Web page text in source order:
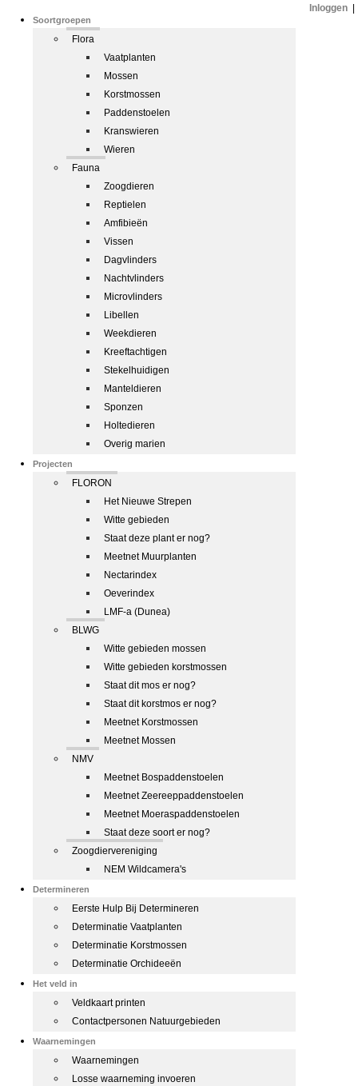
Soortgroepen
Flora
Vaatplanten
Mossen
Korstmossen
Paddenstoelen
Kranswieren
Wieren
Fauna
Zoogdieren
Reptielen
Amfibieën
Vissen
Dagvlinders
Nachtvlinders
Microvlinders
Libellen
Weekdieren
Kreeftachtigen
Stekelhuidigen
Manteldieren
Sponzen
Holtedieren
Overig marien
Projecten
FLORON
Het Nieuwe Strepen
Witte gebieden
Staat deze plant er nog?
Meetnet Muurplanten
Nectarindex
Oeverindex
LMF-a (Dunea)
BLWG
Witte gebieden mossen
Witte gebieden korstmossen
Staat dit mos er nog?
Staat dit korstmos er nog?
Meetnet Korstmossen
Meetnet Mossen
NMV
Meetnet Bospaddenstoelen
Meetnet Zeereeppaddenstoelen
Meetnet Moeraspaddenstoelen
Staat deze soort er nog?
Zoogdiervereniging
NEM Wildcamera's
Determineren
Eerste Hulp Bij Determineren
Determinatie Vaatplanten
Determinatie Korstmossen
Determinatie Orchideeën
Het veld in
Veldkaart printen
Contactpersonen Natuurgebieden
Waarnemingen
Waarnemingen
Losse waarneming invoeren
Inloggen